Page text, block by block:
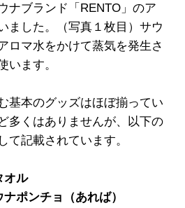
ナブランド「RENTO」のア
ました。（写真１枚目）サウ
ロマ水をかけて蒸気を発生さ
います。
基本のグッズはほぼ揃ってい
多くはありませんが、以下の
て記載されています。
オル
ポンチョ（あれば）